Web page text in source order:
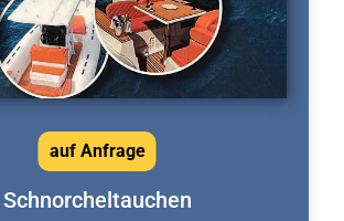
Schnorcheltauchen
auf Anfrage